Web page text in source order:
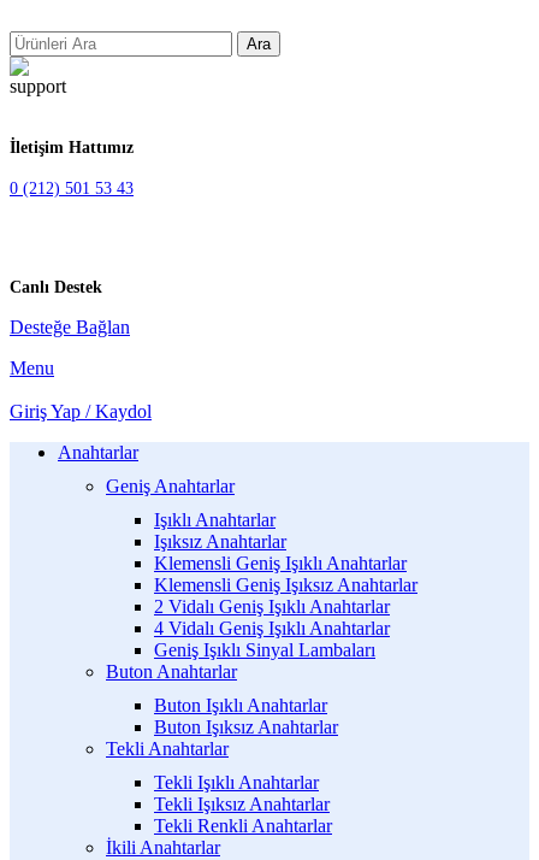
Ara
İletişim Hattımız
0 (212) 501 53 43
Canlı Destek
Desteğe Bağlan
Menu
Giriş Yap / Kaydol
Anahtarlar
Geniş Anahtarlar
Işıklı Anahtarlar
Işıksız Anahtarlar
Klemensli Geniş Işıklı Anahtarlar
Klemensli Geniş Işıksız Anahtarlar
2 Vidalı Geniş Işıklı Anahtarlar
4 Vidalı Geniş Işıklı Anahtarlar
Geniş Işıklı Sinyal Lambaları
Buton Anahtarlar
Buton Işıklı Anahtarlar
Buton Işıksız Anahtarlar
Tekli Anahtarlar
Tekli Işıklı Anahtarlar
Tekli Işıksız Anahtarlar
Tekli Renkli Anahtarlar
İkili Anahtarlar